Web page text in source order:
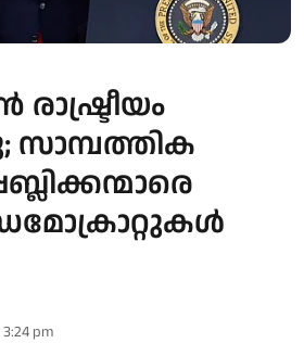
സാമ്പത്തിക
pm